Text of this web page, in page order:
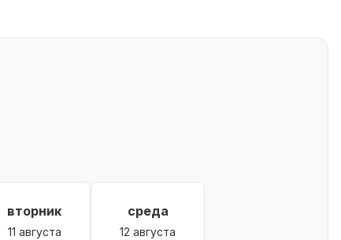
вторник
11 августа
среда
12 августа